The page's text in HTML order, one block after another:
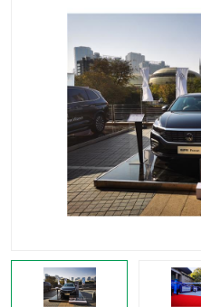
活动策划
kt板制作
背景板搭建
龙门架搭建
灯光音响租赁
气柱拱门租赁